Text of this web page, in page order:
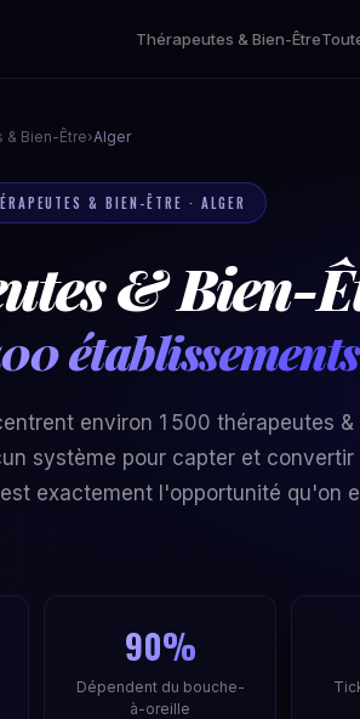
Thérapeutes & Bien-Être
& Bien-Être›Alger
& BIEN-ÊTRE · ALGER
& Bien-
environ 1 500 thérapeutes
système pour capter et convertir
exactement l'opportunité qu'on
90%
Dépendent du bouche-
à-oreille